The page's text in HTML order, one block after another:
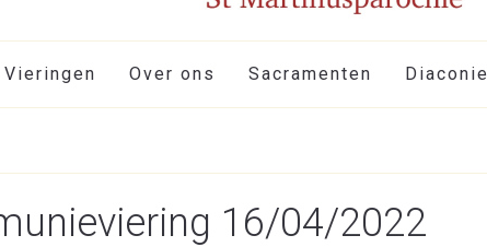
Vieringen Over ons Sacramenten Diaconie
16/04/2022